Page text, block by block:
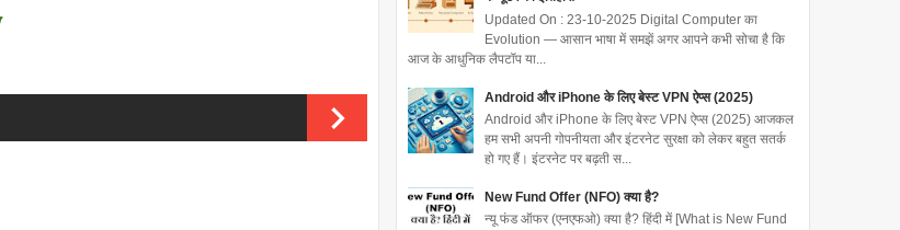
Updated On : 23-10-2025 Digital Computer का
Evolution — आसान भाषा में समझें अगर आपने कभी सोचा है कि
आज के आधुनिक लैपटॉप या...
Android और iPhone के लिए बेस्ट VPN ऐप्स (2025)
Android और iPhone के लिए बेस्ट VPN ऐप्स (2025) आजकल
हम सभी अपनी गोपनीयता और इंटरनेट सुरक्षा को लेकर बहुत सतर्क
हो गए हैं। इंटरनेट पर बढ़ती स...
New Fund Offer (NFO) क्या है?
न्यू फंड ऑफर (एनएफओ) क्या है? हिंदी में [What is New Fund